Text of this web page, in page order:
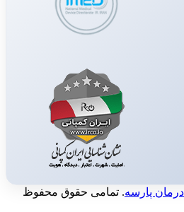
درمان پارسه. تمامی حقوق محفوظ